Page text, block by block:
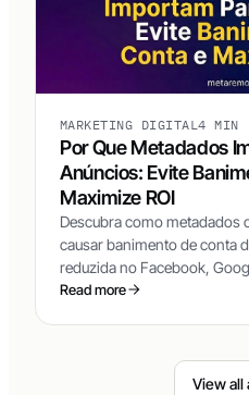
MARKETING DIGITAL4 MIN
Por Que Metadados
Anúncios: Evite
Maximize ROI
Descubra como metadados
causar banimento de conta
reduzida no Facebook,
técnicas que os top media
Read more
View all